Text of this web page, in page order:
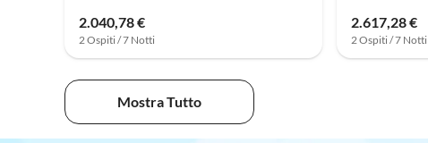
2.040,78 €
2 Ospiti / 7 Notti
2.617,28 €
2 Ospiti / 7 Notti
Mostra Tutto